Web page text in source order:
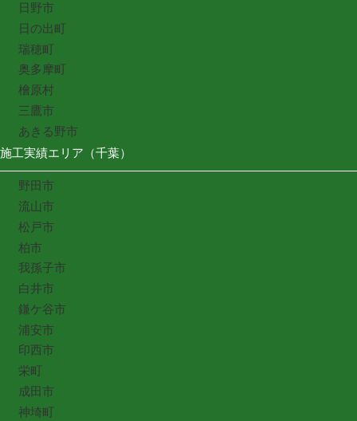
日野市
日の出町
瑞穂町
奥多摩町
檜原村
三鷹市
あきる野市
施工実績エリア（千葉）
野田市
流山市
松戸市
柏市
我孫子市
白井市
鎌ケ谷市
浦安市
印西市
栄町
成田市
神埼町